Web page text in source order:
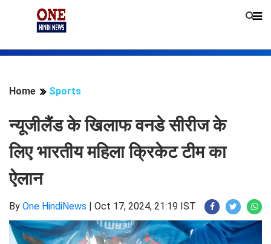
Home Sports
न्यूजीलैंड के खिलाफ वनडे सीरीज के
लिए भारतीय महिला क्रिकेट टीम का
ऐलान
By One HindiNews | Oct 17, 2024, 21:19 IST